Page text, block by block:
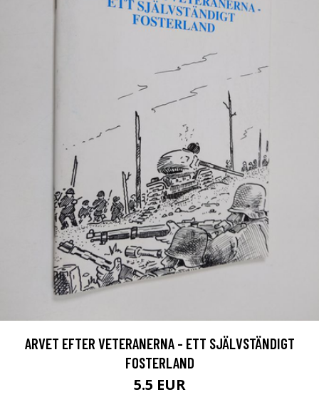
ARVET EFTER VETERANERNA - ETT SJÄLVSTÄNDIGT
FOSTERLAND
5.5 EUR